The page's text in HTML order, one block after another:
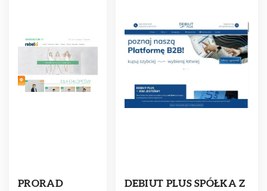
PRORAD
DEBIUT PLUS SPÓŁKA Z